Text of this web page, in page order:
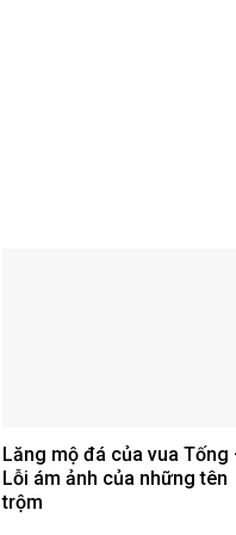
Lăng mộ đá của vua Tống
Lỗi ám ảnh của những tên
trộm